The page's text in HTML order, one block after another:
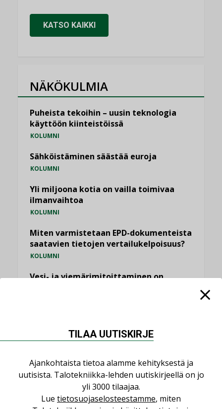
KATSO KAIKKI
NÄKÖKULMIA
Puheista tekoihin – uusin teknologia
käyttöön kiinteistöissä
KOLUMNI
Sähköistäminen säästää euroja
KOLUMNI
Yli miljoona kotia on vailla toimivaa
ilmanvaihtoa
KOLUMNI
Miten varmistetaan EPD-dokumenteista
saatavien tietojen vertailukelpoisuus?
KOLUMNI
Vesi- ja viemärimitoittaminen on
KATSO KAIKKI
NIMITYKSET
TILAA UUTISKIRJE
Ajankohtaista tietoa alamme kehityksestä ja
uutisista. Talotekniikka-lehden uutiskirjeellä on jo
yli 3000 tilaajaa.
Lue tietosuojaselosteestamme, miten